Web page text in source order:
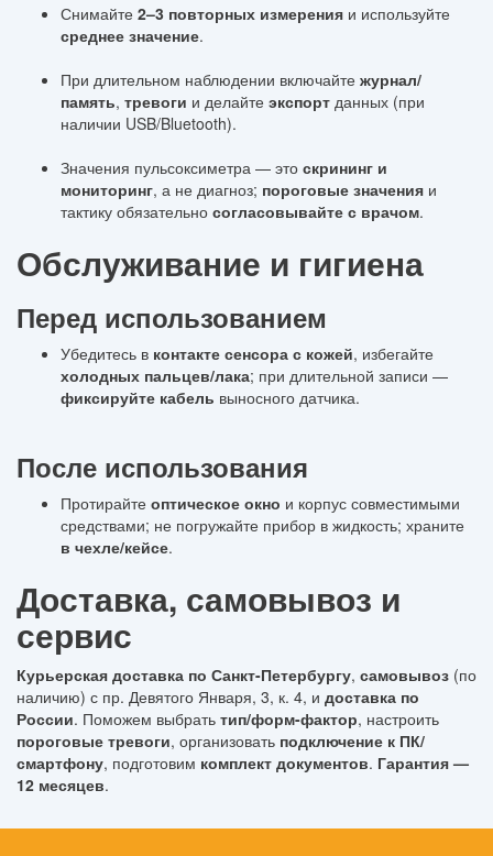
Снимайте 2–3 повторных измерения и используйте
среднее значение.
При длительном наблюдении включайте журнал/
память, тревоги и делайте экспорт данных (при
наличии USB/Bluetooth).
Значения пульсоксиметра — это скрининг и
мониторинг, а не диагноз; пороговые значения и
тактику обязательно согласовывайте с врачом.
Обслуживание и гигиена
Перед использованием
Убедитесь в контакте сенсора с кожей, избегайте
холодных пальцев/лака; при длительной записи —
фиксируйте кабель выносного датчика.
После использования
Протирайте оптическое окно и корпус совместимыми
средствами; не погружайте прибор в жидкость; храните
в чехле/кейсе.
Доставка, самовывоз и
сервис
Курьерская доставка по Санкт-Петербургу, самовывоз (по
наличию) с пр. Девятого Января, 3, к. 4, и доставка по
России. Поможем выбрать тип/форм-фактор, настроить
пороговые тревоги, организовать подключение к ПК/
смартфону, подготовим комплект документов. Гарантия —
12 месяцев.